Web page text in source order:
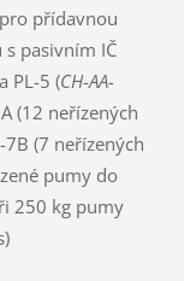
přídavnou
s pasivním IČ
PL-5 (CH-AA-
(12 neřízených
7B (7 neřízených
pumy do
250 kg pumy